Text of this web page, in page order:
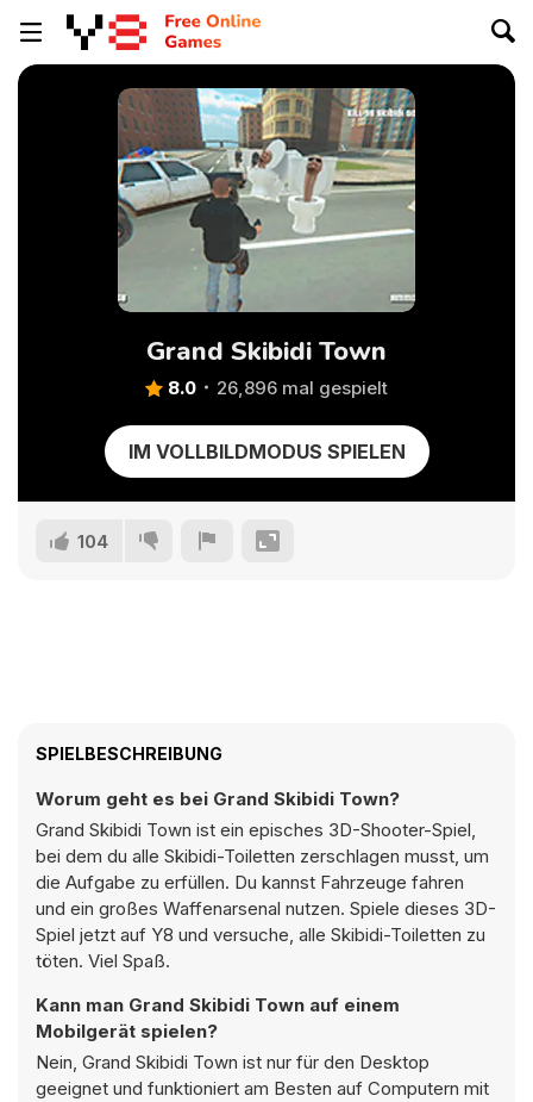
Grand Skibidi Town
8.0 26,896 mal gespielt
IM VOLLBILDMODUS SPIELEN
104
SPIELBESCHREIBUNG
Worum geht es bei Grand Skibidi Town?
Grand Skibidi Town ist ein episches 3D-Shooter-Spiel,
bei dem du alle Skibidi-Toiletten zerschlagen musst, um
die Aufgabe zu erfüllen. Du kannst Fahrzeuge fahren
und ein großes Waffenarsenal nutzen. Spiele dieses 3D-
Spiel jetzt auf Y8 und versuche, alle Skibidi-Toiletten zu
töten. Viel Spaß.
Kann man Grand Skibidi Town auf einem
Mobilgerät spielen?
Nein, Grand Skibidi Town ist nur für den Desktop
geeignet und funktioniert am Besten auf Computern mit